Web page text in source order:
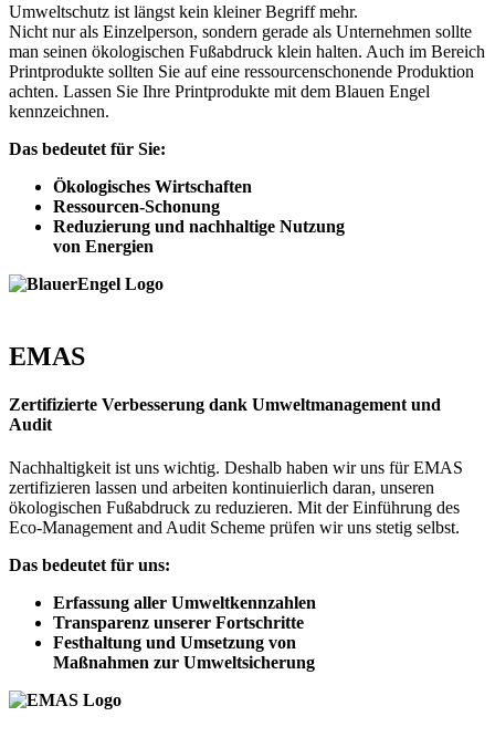
Umweltschutz ist längst kein kleiner Begriff mehr.
Nicht nur als Einzelperson, sondern gerade als Unternehmen sollte
man seinen ökologischen Fußabdruck klein halten. Auch im Bereich
Printprodukte sollten Sie auf eine ressourcenschonende Produktion
achten. Lassen Sie Ihre Printprodukte mit dem Blauen Engel
kennzeichnen.
Das bedeutet für Sie:
Ökologisches Wirtschaften
Ressourcen-Schonung
Reduzierung und nachhaltige Nutzung
von Energien
EMAS
Zertifizierte Verbesserung dank Umweltmanagement und
Audit
Nachhaltigkeit ist uns wichtig. Deshalb haben wir uns für EMAS
zertifizieren lassen und arbeiten kontinuierlich daran, unseren
ökologischen Fußabdruck zu reduzieren. Mit der Einführung des
Eco-Management and Audit Scheme prüfen wir uns stetig selbst.
Das bedeutet für uns:
Erfassung aller Umweltkennzahlen
Transparenz unserer Fortschritte
Festhaltung und Umsetzung von
Maßnahmen zur Umweltsicherung